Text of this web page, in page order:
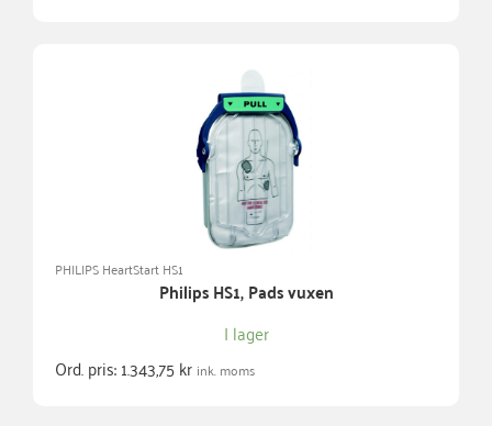
PHILIPS HeartStart HS1
Philips HS1, Pads vuxen
I lager
Ord. pris:1.343,75kr ink. moms